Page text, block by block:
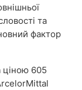
та
фактор
ціною 605